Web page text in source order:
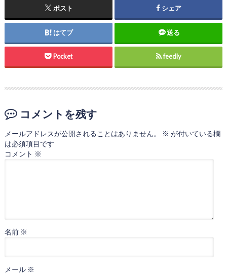
ポスト シェア
はてブ 送る
Pocket feedly
コメントを残す
メールアドレスが公開されることはありません。 ※ が付いている欄
は必須項目です
コメント ※
名前 ※
メール ※